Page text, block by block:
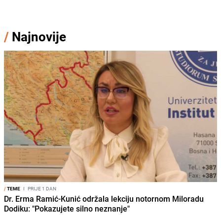
/ Najnovije
/TEME I PRIJE 1 DAN
Dr. Erma Ramić-Kunić održala lekciju notornom Miloradu
Dodiku: "Pokazujete silno neznanje"